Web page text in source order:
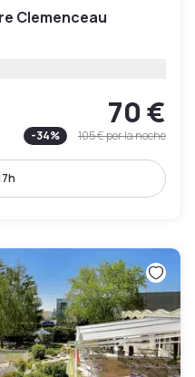
Clemenceau
70 €
-34% 105 €por la noche